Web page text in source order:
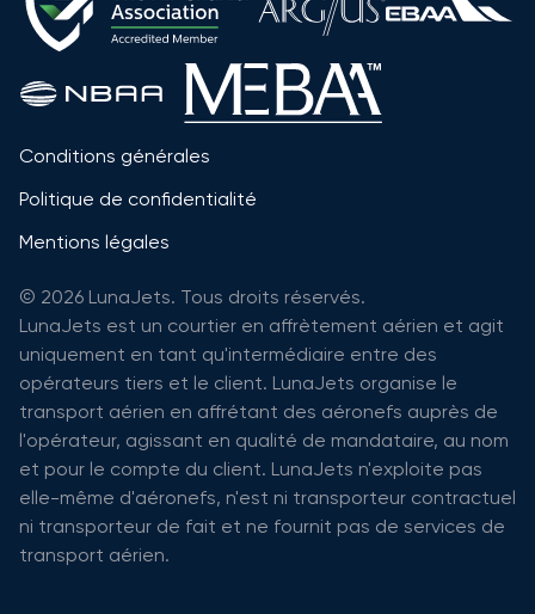
Conditions générales
Politique de confidentialité
Mentions légales
© 2026 LunaJets. Tous droits réservés.
LunaJets est un courtier en affrètement aérien et agit
uniquement en tant qu'intermédiaire entre des
opérateurs tiers et le client. LunaJets organise le
transport aérien en affrétant des aéronefs auprès de
l'opérateur, agissant en qualité de mandataire, au nom
et pour le compte du client. LunaJets n'exploite pas
elle-même d'aéronefs, n'est ni transporteur contractuel
ni transporteur de fait et ne fournit pas de services de
transport aérien.